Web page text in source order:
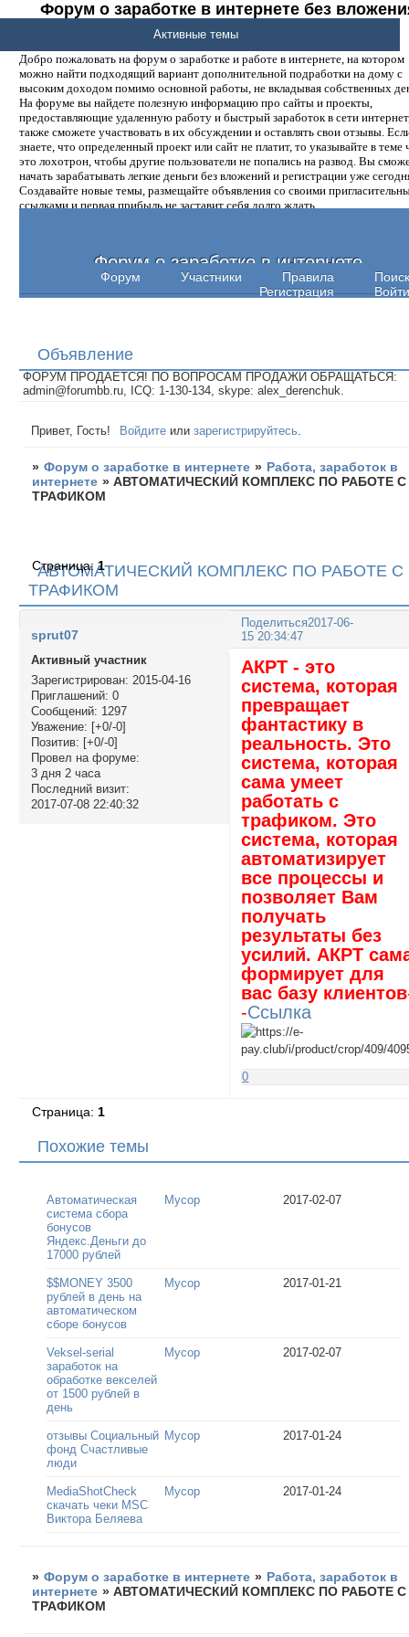
Форум о заработке в интернете без
денег.
Добро пожаловать на форум о заработке и работе в интернете, на котором
можно найти подходящий вариант дополнительной подработки на дому с
высоким доходом помимо основной работы, не вкладывая собственных
На форуме вы найдете полезную информацию про сайты и проекты,
предоставляющие удаленную работу и быстрый заработок в сети
также сможете участвовать в их обсуждении и оставлять свои отзывы.
знаете, что определенный проект или сайт не платит, то указывайте в теме
это лохотрон, чтобы другие пользователи не попались на развод. Вы
начать зарабатывать легкие деньги без вложений и регистрации уже
Создавайте новые темы, размещайте объявления со своими
ссылками и первая прибыль не заставит себя долго ждать.
Форум о заработке в интернете
Форум Участники Правила
Поиск
Регистрация
Войти
Активные темы
Объявление
ФОРУМ ПРОДАЕТСЯ! ПО ВОПРОСАМ ПРОДАЖИ ОБРАЩАТЬСЯ:
admin@forumbb.ru, ICQ: 1-130-134, skype: alex_derenchuk.
Привет, Гость! Войдите илизарегистрируйтесь
» Форум о заработке в интернете » Работа, заработок в
интернете »АВТОМАТИЧЕСКИЙ КОМПЛЕКС ПО РАБОТЕ С
ТРАФИКОМ
АВТОМАТИЧЕСКИЙ КОМПЛЕКС ПО РАБОТЕ С
ТРАФИКОМ
Страница:1
Поделиться2017-06-
15 20:34:47
sprut07
Активный участник
Зарегистрирован: 2015-04-16
Приглашений: 0
Сообщений: 1297
Уважение: [+0/-0]
Позитив: [+0/-0]
Провел на форуме:
3 дня 2 часа
Последний визит:
2017-07-08 22:40:32
АКРТ - это
система, которая
превращает
фантастику в
реальность. Это
система, которая
сама умеет
работать с
трафиком. Это
система, которая
автоматизирует
все процессы и
позволяет Вам
получать
результаты без
усилий. АКРТ
формирует для
вас базу клиентов
-Ссылка
0
Страница: 1
Похожие темы
Автоматическая
система сбора
бонусов
Яндекс.Деньги до
17000 рублей
Мусор 2017-02-07
$$MONEY 3500
рублей в день на
автоматическом
сборе бонусов
Мусор 2017-01-21
Veksel-serial
заработок на
обработке векселей
от 1500 рублей в
день
Мусор 2017-02-07
отзывы Социальный
фонд Счастливые
люди
Мусор 2017-01-24
MediaShotCheck
скачать чеки MSC
Виктора Беляева
Мусор 2017-01-24
» Форум о заработке в интернете » Работа, заработок в
интернете »АВТОМАТИЧЕСКИЙ КОМПЛЕКС ПО РАБОТЕ С
ТРАФИКОМ